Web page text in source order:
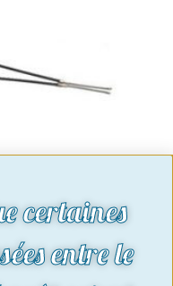
Ford Taunus
certaines
entre le